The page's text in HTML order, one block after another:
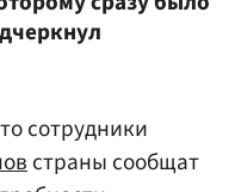
сотрудники
страны сообщат